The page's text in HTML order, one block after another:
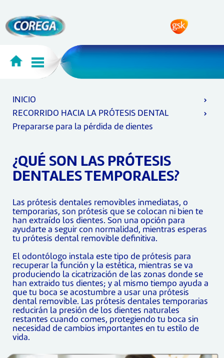
INICIO
RECORRIDO HACIA LA PRÓTESIS DENTAL
Prepararse para la pérdida de dientes
¿QUÉ SON LAS PRÓTESIS
DENTALES TEMPORALES?
Las prótesis dentales removibles inmediatas, o
temporarias, son prótesis que se colocan ni bien te
han extraído los dientes. Son una opción para
ayudarte a seguir con normalidad, mientras esperas
tu prótesis dental removible definitiva.
El odontólogo instala este tipo de prótesis para
recuperar la función y la estética, mientras se va
produciendo la cicatrización de las zonas donde se
han extraido tus dientes; y al mismo tiempo ayuda a
que tu boca se acostumbre a usar una prótesis
dental removible. Las prótesis dentales temporarias
reducirán la presión de los dientes naturales
restantes cuando comes, protegiendo tu boca sin
necesidad de cambios importantes en tu estilo de
vida.